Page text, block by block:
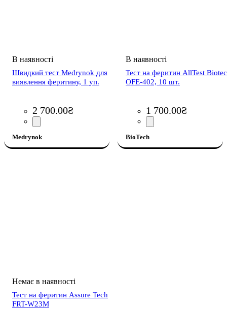
Швидкий тест Medrynok для
виявлення феритину, 1 уп.
2 700.00₴
Medrynok
Тест на феритин AllTest
OFE-402, 10 шт.
1 700.00₴
BioTech
Тест на феритин Assure Tech
FRT-W23M